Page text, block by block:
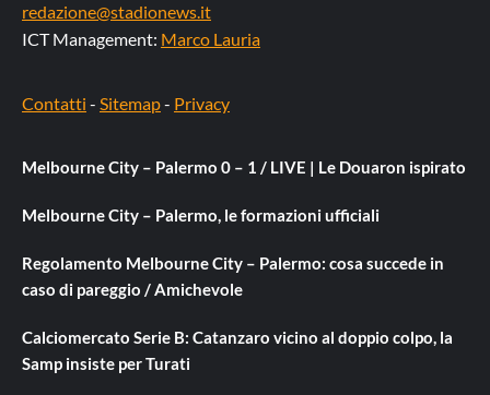
redazione@stadionews.it
ICT Management: Marco Lauria
Contatti - Sitemap- Privacy
Melbourne City – Palermo 0 – 1 / LIVE | Le Douaron ispirato
Melbourne City – Palermo, le formazioni ufficiali
Regolamento Melbourne City – Palermo: cosa succede in
caso di pareggio / Amichevole
Calciomercato Serie B: Catanzaro vicino al doppio colpo, la
Samp insiste per Turati